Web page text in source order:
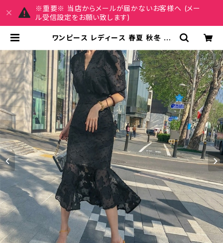
※重要※ 当店からメールが届かないお客様へ (メー
ル受信設定をお願い致します)
ワンピース レディース 春夏 秋冬 春
分袖 半袖 ドレス マーメイド レース
ワンピースドレス Vネック ひざ丈 ひざ
下 総レース パフスリーブ ドレスワン
ピース ミモレワンピース 半袖ワンピ
ース シースルー お呼ばれ ロングワン
ピース 半袖 10代 20代 30代 40代
C-OSS0020 | MY CHARM マイ
チャーム ワンピース スカート レディ
ースファッション 通販